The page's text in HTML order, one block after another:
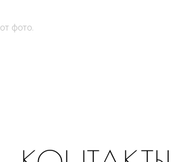
фото.